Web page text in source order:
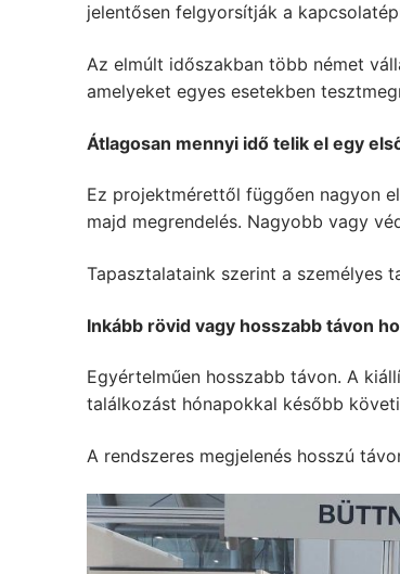
jelentősen felgyorsítják a
Az elmúlt időszakban több német
amelyeket egyes esetekben
Átlagosan mennyi idő telik el egy
Ez projektmérettől függően nagyon
majd megrendelés. Nagyobb vagy
Tapasztalataink szerint a személyes
Inkább rövid vagy hosszabb távon
Egyértelműen hosszabb távon. A
találkozást hónapokkal később
A rendszeres megjelenés hosszú